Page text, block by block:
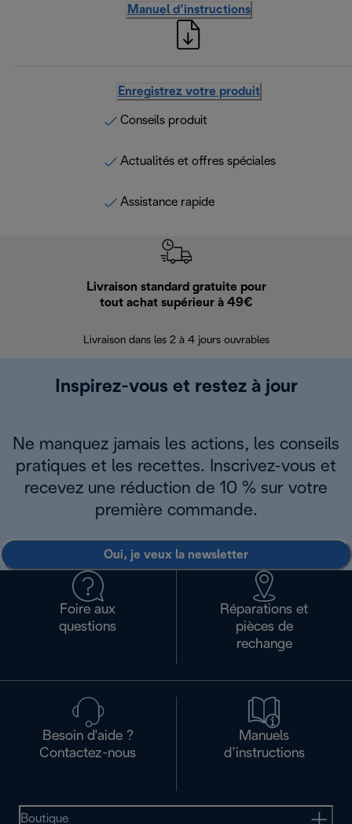
Manuel d’instructions
Enregistrez votre produit
Conseils produit
Actualités et offres spéciales
Assistance rapide
Livraison standard gratuite pour
tout achat supérieur à 49€
Livraison dans les 2 à 4 jours ouvrables
Inspirez-vous et restez à jour
Ne manquez jamais les actions, les conseils
pratiques et les recettes. Inscrivez-vous et
recevez une réduction de 10 % sur votre
première commande.
Oui, je veux la newsletter
Foire aux
questions
Réparations et
pièces de
rechange
Besoin d'aide ?
Contactez-nous
Manuels
d’instructions
Boutique